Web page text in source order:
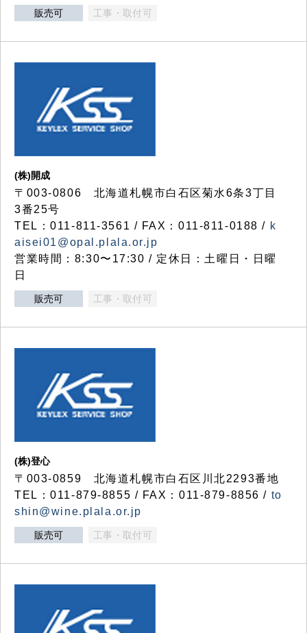
販売可 工事・取付可
(株)開成
〒003-0806 北海道札幌市白石区菊水6条3丁目
3番25号
TEL：011-811-3561 / FAX：011-811-0188 / k
aisei01@opal.plala.or.jp
営業時間：8:30〜17:30 / 定休日：土曜日・日曜
日
販売可 工事・取付可
(株)登心
〒003-0859 北海道札幌市白石区川北2293番地
TEL：011-879-8855 / FAX：011-879-8856 / to
shin@wine.plala.or.jp
販売可 工事・取付可